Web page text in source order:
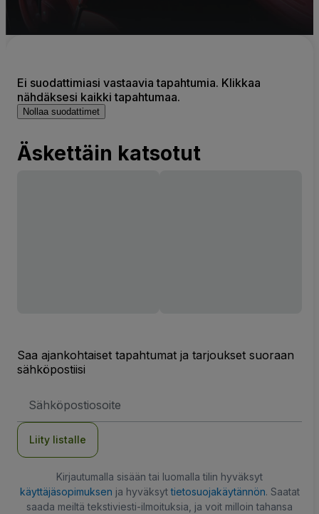
Ei suodattimiasi vastaavia tapahtumia. Klikkaa
nähdäksesi kaikki tapahtumaa.
Nollaa suodattimet
Äskettäin katsotut
Saa ajankohtaiset tapahtumat ja tarjoukset suoraan
sähköpostiisi
Liity listalle
Kirjautumalla sisään tai luomalla tilin hyväksyt
käyttäjäsopimuksen ja hyväksyttietosuojakäytännön. Saatat
saada meiltä tekstiviesti-ilmoituksia, ja voit milloin tahansa